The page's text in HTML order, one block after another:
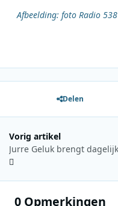
Afbeelding: foto Radio 538
Delen
Vorig artikel
0 Opmerkingen